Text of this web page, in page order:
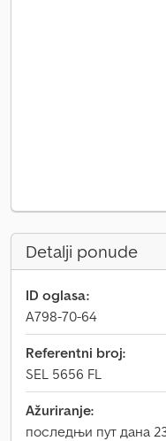
Detalji ponude
ID oglasa:
A798-70-64
Referentni broj:
SEL 5656 FL
Ažuriranje:
последњи пут дана